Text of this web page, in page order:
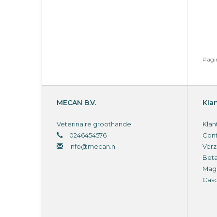
MECAN B.V.
Veterinaire groothandel
0246454576
info@mecan.nl